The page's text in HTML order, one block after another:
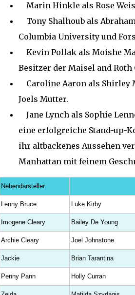
Marin Hinkle als Rose
Tony Shalhoub als
Columbia University und
Kevin Pollak als Moishe
Besitzer der Maisel and Roth
Caroline Aaron als Shirley
Joels Mutter.
Jane Lynch als Sophie
eine erfolgreiche Stand-up-
ihr altbackenes Aussehen
Manhattan mit feinem
Nebendarsteller
Lenny Bruce Luke Kirby
Imogene Cleary Bailey De Young
Archie Cleary Joel Johnstone
Jackie Brian Tarantina
Penny Pann Holly Curran